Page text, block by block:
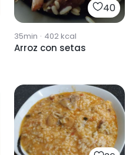
40
35min · 402kcal
Arroz con setas